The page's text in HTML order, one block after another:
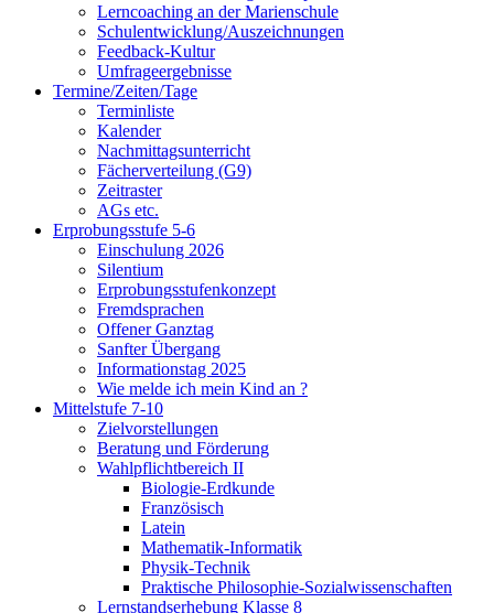
Lerncoaching an der Marienschule
Schulentwicklung/Auszeichnungen
Feedback-Kultur
Umfrageergebnisse
Termine/Zeiten/Tage
Terminliste
Kalender
Nachmittagsunterricht
Fächerverteilung (G9)
Zeitraster
AGs etc.
Erprobungsstufe 5-6
Einschulung 2026
Silentium
Erprobungsstufenkonzept
Fremdsprachen
Offener Ganztag
Sanfter Übergang
Informationstag 2025
Wie melde ich mein Kind an ?
Mittelstufe 7-10
Zielvorstellungen
Beratung und Förderung
Wahlpflichtbereich II
Biologie-Erdkunde
Französisch
Latein
Mathematik-Informatik
Physik-Technik
Praktische Philosophie-Sozialwissenschaften
Lernstandserhebung Klasse 8